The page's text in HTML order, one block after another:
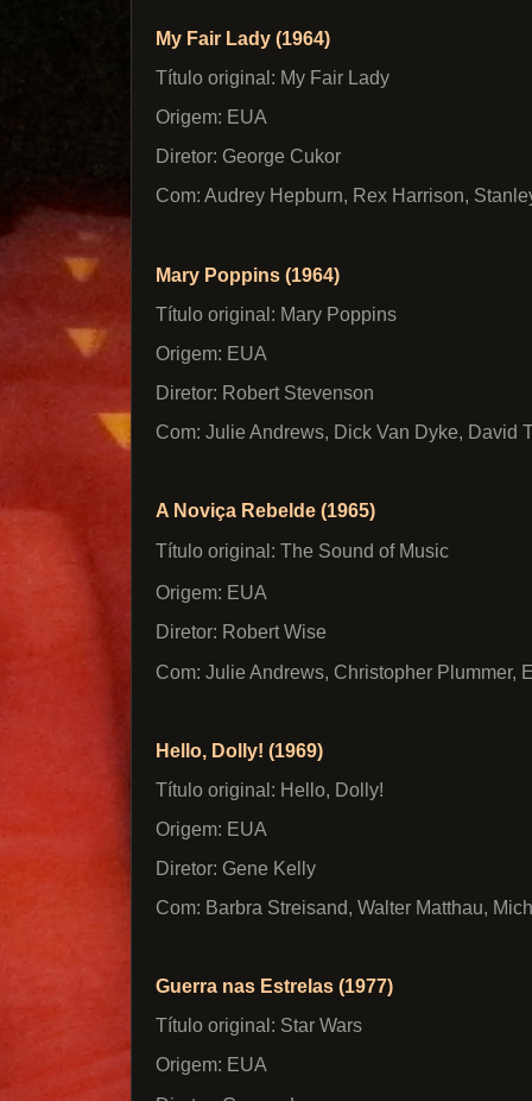
My Fair Lady (1964)
Título original: My Fair Lady
Origem: EUA
Diretor: George Cukor
Com: Audrey Hepburn, Rex Harrison,
Mary Poppins (1964)
Título original: Mary Poppins
Origem: EUA
Diretor: Robert Stevenson
Com: Julie Andrews, Dick Van Dyke, David
A Noviça Rebelde (1965)
Título original: The Sound of Music
Origem: EUA
Diretor: Robert Wise
Com: Julie Andrews, Christopher Plummer,
Hello, Dolly! (1969)
Título original: Hello, Dolly!
Origem: EUA
Diretor: Gene Kelly
Com: Barbra Streisand, Walter Matthau,
Guerra nas Estrelas (1977)
Título original: Star Wars
Origem: EUA